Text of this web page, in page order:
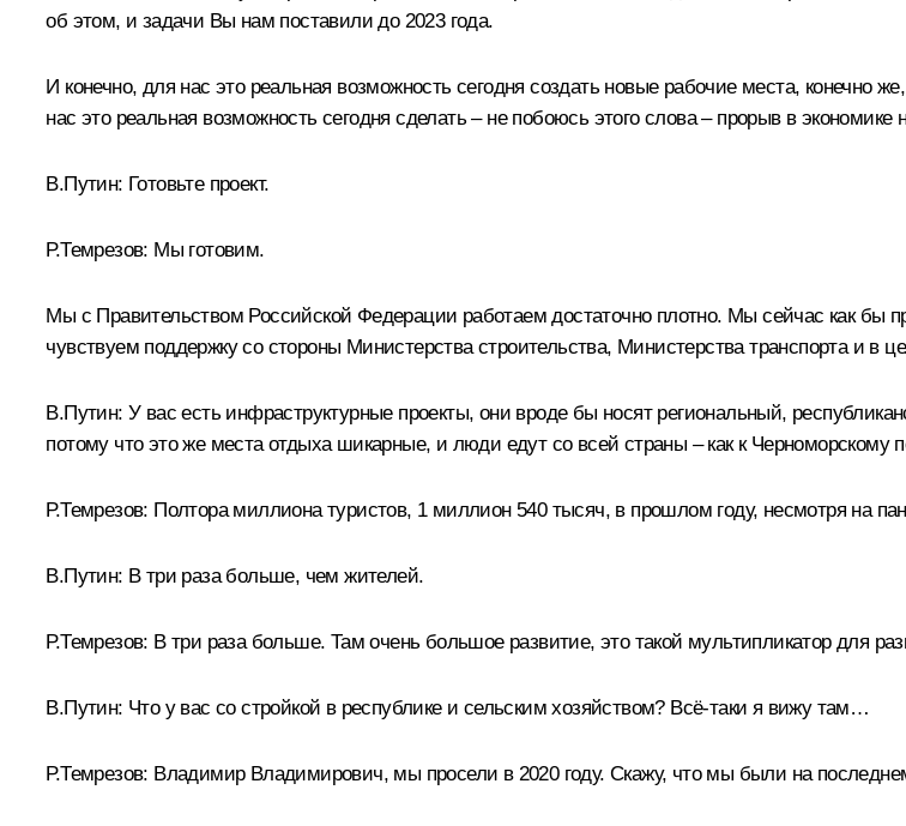
об этом, и задачи Вы нам поставили до 2023 года.
И конечно, для нас это реальная возможность сегодня создать новые рабочие места,
нас это реальная возможность сегодня сделать – не побоюсь этого слова – прорыв в экономике
В.Путин: Готовьте проект.
Р.Темрезов: Мы готовим.
Мы с Правительством Российской Федерации работаем достаточно плотно. Мы сейчас как бы
чувствуем поддержку со стороны Министерства строительства, Министерства транспорта и в
В.Путин: У вас есть инфраструктурные проекты, они вроде бы носят региональный,
потому что это же места отдыха шикарные, и люди едут со всей страны – как к Черноморскому
Р.Темрезов: Полтора миллиона туристов, 1 миллион 540 тысяч, в прошлом году, несмотря на
В.Путин: В три раза больше, чем жителей.
Р.Темрезов: В три раза больше. Там очень большое развитие, это такой мультипликатор для
В.Путин: Что у вас со стройкой в республике и сельским хозяйством? Всё-таки я вижу там…
Р.Темрезов: Владимир Владимирович, мы просели в 2020 году. Скажу, что мы были на